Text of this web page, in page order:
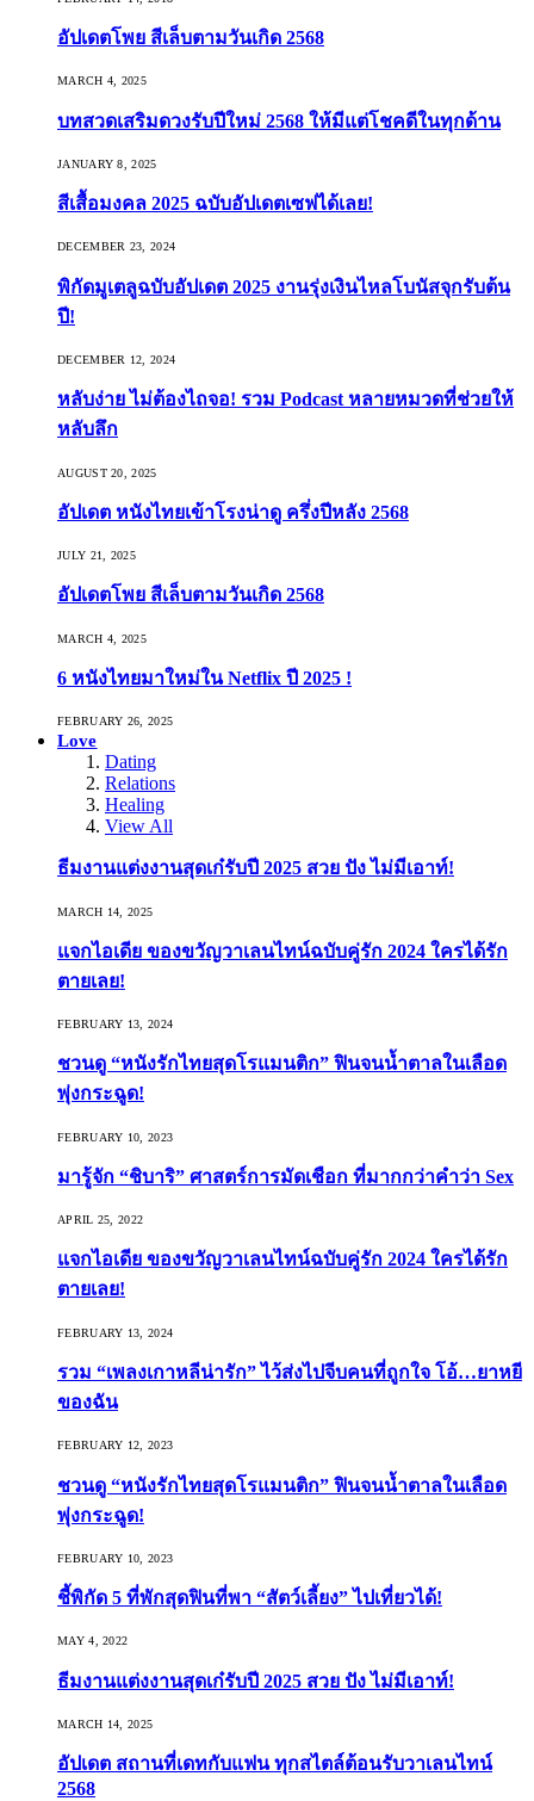
อัปเดตโพย สีเล็บตามวันเกิด 2568
MARCH 4, 2025
บทสวดเสริมดวงรับปีใหม่ 2568 ให้มีแต่โชคดีในทุกด้าน
JANUARY 8, 2025
สีเสื้อมงคล 2025 ฉบับอัปเดตเซฟได้เลย!
DECEMBER 23, 2024
พิกัดมูเตลูฉบับอัปเดต 2025 งานรุ่งเงินไหลโบนัสจุกรับต้น
ปี!
DECEMBER 12, 2024
หลับง่าย ไม่ต้องไถจอ! รวม Podcast หลายหมวดที่ช่วยให้
หลับลึก
AUGUST 20, 2025
อัปเดต หนังไทยเข้าโรงน่าดู ครึ่งปีหลัง 2568
JULY 21, 2025
อัปเดตโพย สีเล็บตามวันเกิด 2568
MARCH 4, 2025
6 หนังไทยมาใหม่ใน Netflix ปี 2025 !
FEBRUARY 26, 2025
Love
Dating
Relations
Healing
View All
ธีมงานแต่งงานสุดเก๋รับปี 2025 สวย ปัง ไม่มีเอาท์!
MARCH 14, 2025
แจกไอเดีย ของขวัญวาเลนไทน์ฉบับคู่รัก 2024 ใครได้รัก
ตายเลย!
FEBRUARY 13, 2024
ชวนดู “หนังรักไทยสุดโรแมนติก” ฟินจนน้ำตาลในเลือด
พุ่งกระฉูด!
FEBRUARY 10, 2023
มารู้จัก “ชิบาริ” ศาสตร์การมัดเชือก ที่มากกว่าคำว่า Sex
APRIL 25, 2022
แจกไอเดีย ของขวัญวาเลนไทน์ฉบับคู่รัก 2024 ใครได้รัก
ตายเลย!
FEBRUARY 13, 2024
รวม “เพลงเกาหลีน่ารัก” ไว้ส่งไปจีบคนที่ถูกใจ โอ้…ยาหยี
ของฉัน
FEBRUARY 12, 2023
ชวนดู “หนังรักไทยสุดโรแมนติก” ฟินจนน้ำตาลในเลือด
พุ่งกระฉูด!
FEBRUARY 10, 2023
ชี้พิกัด 5 ที่พักสุดฟินที่พา “สัตว์เลี้ยง” ไปเที่ยวได้!
MAY 4, 2022
ธีมงานแต่งงานสุดเก๋รับปี 2025 สวย ปัง ไม่มีเอาท์!
MARCH 14, 2025
อัปเดต สถานที่เดทกับแฟน ทุกสไตล์ต้อนรับวาเลนไทน์
2568